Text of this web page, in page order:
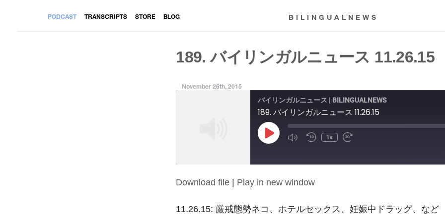
PODCAST TRANSCRIPTS STORE BLOG BILINGUALNEWS
189. バイリンガルニュース 11.26.15
November 26th, 2015
バイリンガルニュース | BILINGUALNEWS
189. バイリンガルニュース 11.26.15
Play
Episode
1x
SHARE
LINK
Download file | Play in new window
11.26.15: 厳戒態勢ネコ、ホテルセックス、妊娠中ドラッグ、など